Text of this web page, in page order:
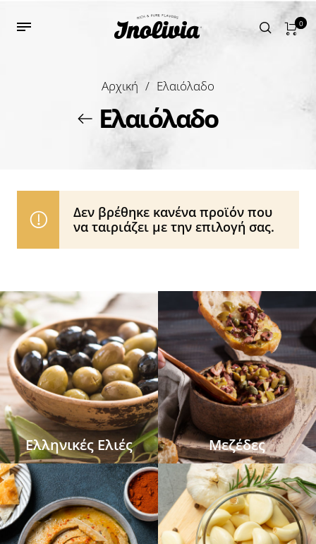
0
Αρχική / Ελαιόλαδο
Ελαιόλαδο
Δεν βρέθηκε κανένα προϊόν που
να ταιριάζει με την επιλογή σας.
Ελληνικές Ελιές Μεζέδες